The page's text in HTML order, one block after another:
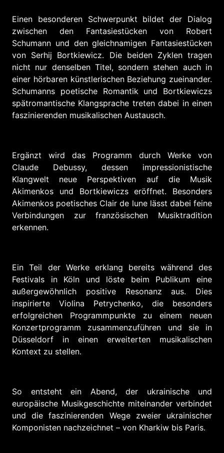
Einen besonderen Schwerpunkt bildet der Dialog
zwischen den Fantasiestücken von Robert
Schumann und den gleichnamigen Fantasiestücken
von Serhij Bortkiewicz. Die beiden Zyklen tragen
nicht nur denselben Titel, sondern stehen auch in
einer hörbaren künstlerischen Beziehung zueinander.
Schumanns poetische Romantik und Bortkiewiczs
spätromantische Klangsprache treten dabei in einen
faszinierenden musikalischen Austausch.
Ergänzt wird das Programm durch Werke von
Claude Debussy, dessen impressionistische
Klangwelt neue Perspektiven auf die Musik
Akimenkos und Bortkiewiczs eröffnet. Besonders
Akimenkos poetisches Clair de lune lässt dabei feine
Verbindungen zur französischen Musiktradition
erkennen.
Ein Teil der Werke erklang bereits während des
Festivals in Köln und löste beim Publikum eine
außergewöhnlich positive Resonanz aus. Dies
inspirierte Violina Petrychenko, die besonders
erfolgreichen Programmpunkte zu einem neuen
Konzertprogramm zusammenzuführen und sie in
Düsseldorf in einen erweiterten musikalischen
Kontext zu stellen.
So entsteht ein Abend, der ukrainische und
europäische Musikgeschichte miteinander verbindet
und die faszinierenden Wege zweier ukrainischer
Komponisten nachzeichnet – von Kharkiw bis Paris.